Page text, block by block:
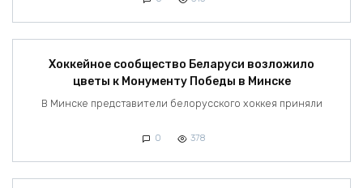
Хоккейное сообщество Беларуси возложило
цветы к Монументу Победы в Минске
В Минске представители белорусского хоккея приняли
0 378